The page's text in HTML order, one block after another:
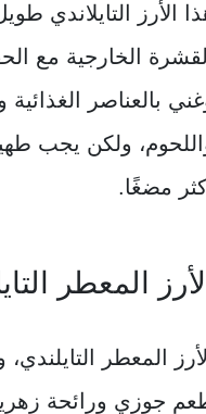
الأرز التايلاندي
القشرة الخارجية مع
بالعناصر
ولكن يجب
مضغًا.
الأرز المعطر
الأرز المعطر
جوزي ورائحة